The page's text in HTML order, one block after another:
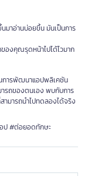
มาอ่านบ่อยขึ้น มันเป็นการ
องคุณรุดหน้าไปได้ไวมาก
การพัฒนาแอปพลิเคชัน
รถของตนเอง พบกับการ
ามารถนำไปทดลองได้จริง
ป #ต่อยอดทักษะ